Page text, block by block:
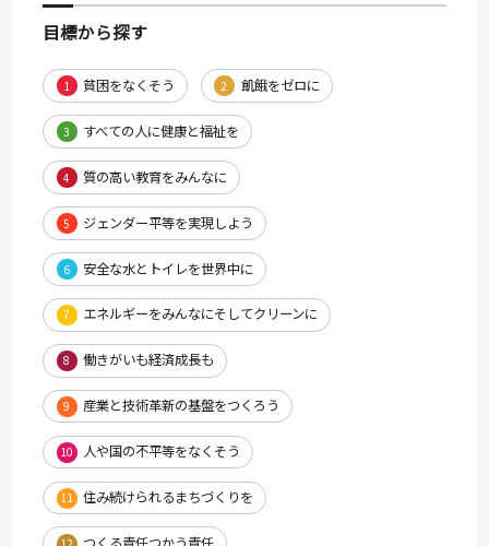
目標から探す
1 貧困をなくそう 2 飢餓をゼロに
3 すべての人に健康と福祉を
4 質の高い教育をみんなに
5 ジェンダー平等を実現しよう
6 安全な水とトイレを世界中に
7 エネルギーをみんなにそしてクリーンに
8 働きがいも経済成長も
9 産業と技術革新の基盤をつくろう
10 人や国の不平等をなくそう
11 住み続けられるまちづくりを